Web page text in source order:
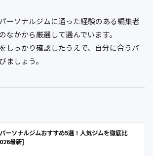
ーソナルジムに通った経験のある編集者
なかから厳選して選んでいます。
しっかり確認したうえで、自分に合うパ
ましょう。
ーソナルジムおすすめ5選！人気ジムを徹底比
最新]